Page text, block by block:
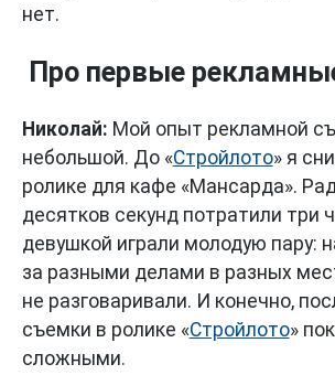
нет.
Про первые
Николай: Мой опыт рекламной
небольшой. До «Стройлото» я
ролике для кафе «Мансарда».
десятков секунд потратили три
девушкой играли молодую пару:
за разными делами в разных
не разговаривали. И конечно,
съемки в ролике «Стройлото»
сложными.